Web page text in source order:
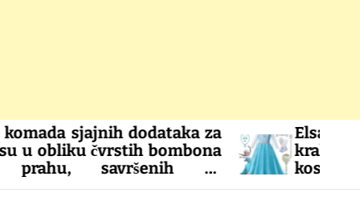
za
za
Elsa i Ana iz
kraljevstva: Disney
kostim za devojčice!
princeze za slavlja, idealna